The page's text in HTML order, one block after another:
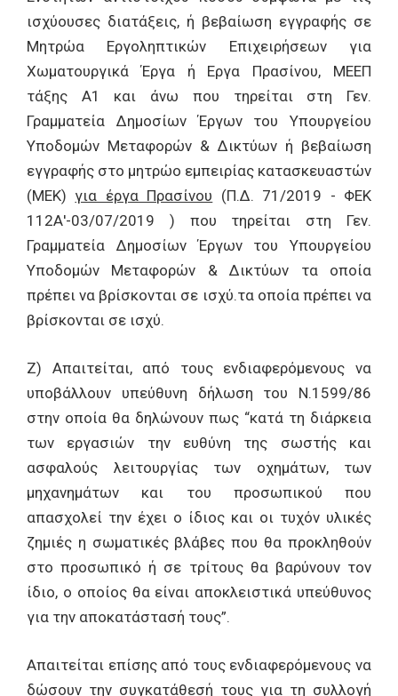
ισχύουσες διατάξεις, ή βεβαίωση εγγραφής σε
Μητρώα Εργοληπτικών Επιχειρήσεων για
Χωματουργικά Έργα ή Εργα Πρασίνου, ΜΕΕΠ
τάξης Α1 και άνω που τηρείται στη Γεν.
Γραμματεία Δημοσίων Έργων του Υπουργείου
Υποδομών Μεταφορών & Δικτύων ή βεβαίωση
εγγραφής στο μητρώο εμπειρίας κατασκευαστών
(ΜΕΚ) για έργα Πρασίνου (Π.Δ. 71/2019 - ΦΕΚ
112Α'-03/07/2019 ) που τηρείται στη Γεν.
Γραμματεία Δημοσίων Έργων του Υπουργείου
Υποδομών Μεταφορών & Δικτύων τα οποία
πρέπει να βρίσκονται σε ισχύ.τα οποία πρέπει να
βρίσκονται σε ισχύ.
Ζ) Απαιτείται, από τους ενδιαφερόμενους να
υποβάλλουν υπεύθυνη δήλωση του Ν.1599/86
στην οποία θα δηλώνουν πως “κατά τη διάρκεια
των εργασιών την ευθύνη της σωστής και
ασφαλούς λειτουργίας των οχημάτων, των
μηχανημάτων και του προσωπικού που
απασχολεί την έχει ο ίδιος και οι τυχόν υλικές
ζημιές η σωματικές βλάβες που θα προκληθούν
στο προσωπικό ή σε τρίτους θα βαρύνουν τον
ίδιο, ο οποίος θα είναι αποκλειστικά υπεύθυνος
για την αποκατάστασή τους”.
Απαιτείται επίσης από τους ενδιαφερόμενους να
δώσουν την συγκατάθεσή τους για τη συλλογή